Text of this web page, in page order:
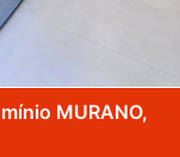
MURANO,